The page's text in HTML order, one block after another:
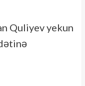
Quliyev yekun